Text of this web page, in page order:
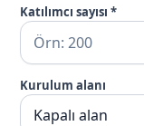
Katılımcı sayısı *
Kurulum alanı